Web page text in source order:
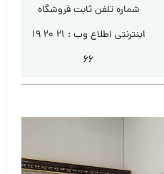
شماره تلفن ثابت فروشگاه
اینترنتی اطلاع وب : ۲۱ ۲۰ ۱۹
۶۶